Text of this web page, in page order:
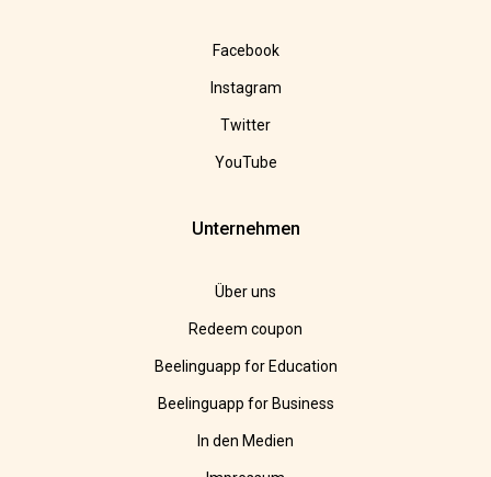
Facebook
Instagram
Twitter
YouTube
Unternehmen
Über uns
Redeem coupon
Beelinguapp for Education
Beelinguapp for Business
In den Medien